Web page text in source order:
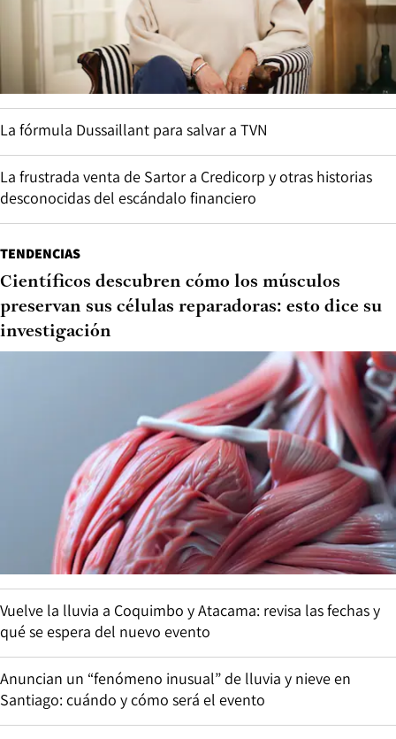
La fórmula Dussaillant para salvar a TVN
La frustrada venta de Sartor a Credicorp y otras historias
desconocidas del escándalo financiero
TENDENCIAS
Científicos descubren cómo los músculos
preservan sus células reparadoras: esto dice su
investigación
Vuelve la lluvia a Coquimbo y Atacama: revisa las fechas y
qué se espera del nuevo evento
Anuncian un “fenómeno inusual” de lluvia y nieve en
Santiago: cuándo y cómo será el evento